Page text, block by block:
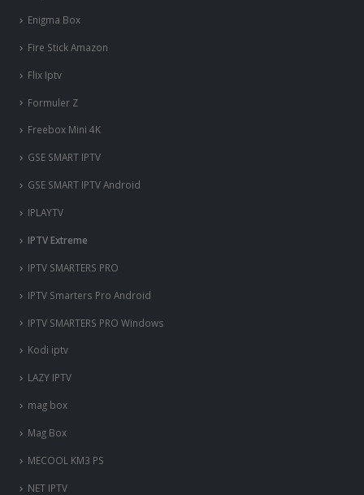
Enigma Box
Fire Stick Amazon
Flix Iptv
Formuler Z
Freebox Mini 4K
‎GSE SMART IPTV
GSE SMART IPTV Android
IPLAYTV
IPTV Extreme
IPTV SMARTERS PRO
IPTV Smarters Pro Android
IPTV SMARTERS PRO Windows
Kodi iptv
LAZY IPTV
mag box
Mag Box
MECOOL KM3 PS
NET IPTV